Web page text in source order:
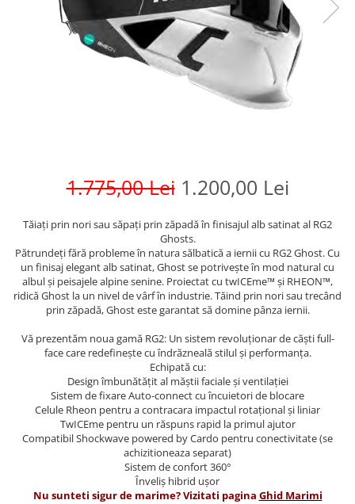
1.775,00 Lei 1.200,00 Lei
Tăiați prin nori sau săpați prin zăpadă în finisajul alb satinat al RG2
Ghosts.
Pătrundeți fără probleme în natura sălbatică a iernii cu RG2 Ghost. Cu
un finisaj elegant alb satinat, Ghost se potrivește în mod natural cu
albul și peisajele alpine senine. Proiectat cu twICEme™ și RHEON™,
ridică Ghost la un nivel de vârf în industrie. Tăind prin nori sau trecând
prin zăpadă, Ghost este garantat să domine pânza iernii.
Vă prezentăm noua gamă RG2: Un sistem revoluționar de căști full-
face care redefinește cu îndrăzneală stilul și performanța.
Echipată cu:
Design îmbunătățit al măștii faciale și ventilației
Sistem de fixare Auto-connect cu încuietori de blocare
Celule Rheon pentru a contracara impactul rotațional și liniar
TwICEme pentru un răspuns rapid la primul ajutor
Compatibil Shockwave powered by Cardo pentru conectivitate (se
achizitioneaza separat)
Sistem de confort 360°
Înveliș hibrid ușor
Nu sunteti sigur de marime? Vizitati pagina Ghid Marimi